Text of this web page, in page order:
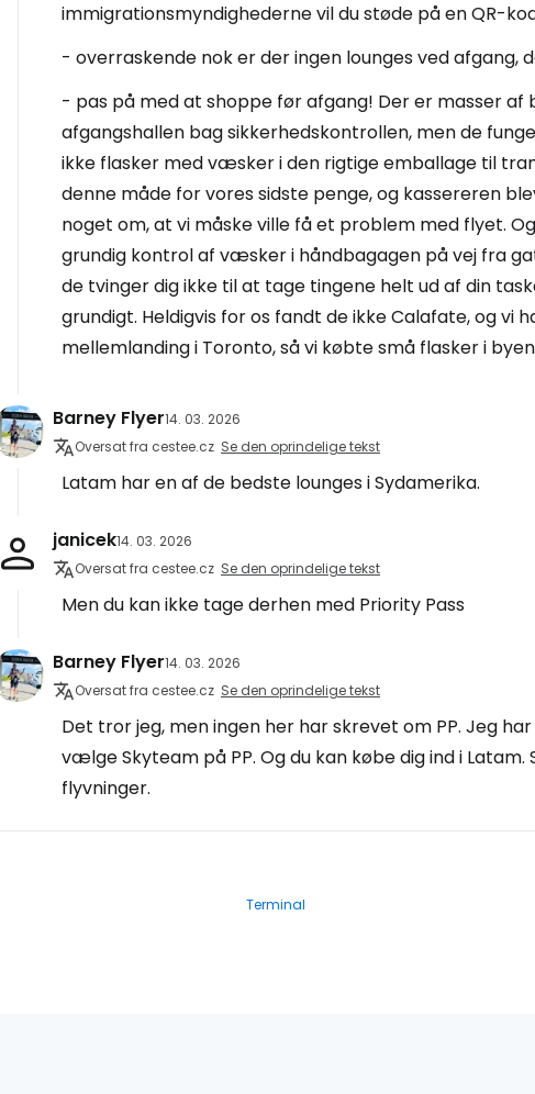
immigrationsmyndighederne vil du støde på en QR-
- overraskende nok er der ingen lounges ved afgang,
- pas på med at shoppe før afgang! Der er masser af
afgangshallen bag sikkerhedskontrollen, men de
ikke flasker med væsker i den rigtige emballage til
denne måde for vores sidste penge, og kassereren
noget om, at vi måske ville få et problem med flyet.
grundig kontrol af væsker i håndbagagen på vej fra
de tvinger dig ikke til at tage tingene helt ud af din
grundigt. Heldigvis for os fandt de ikke Calafate, og vi
mellemlanding i Toronto, så vi købte små flasker i
Barney Flyer14. 03. 2026
Oversat fra cestee.cz Se den oprindelige tekst
Latam har en af de bedste lounges i Sydamerika.
janicek14. 03. 2026
Oversat fra cestee.cz Se den oprindelige tekst
Men du kan ikke tage derhen med Priority Pass
Barney Flyer14. 03. 2026
Oversat fra cestee.cz Se den oprindelige tekst
Det tror jeg, men ingen her har skrevet om PP. Jeg
vælge Skyteam på PP. Og du kan købe dig ind i
flyvninger.
Terminal